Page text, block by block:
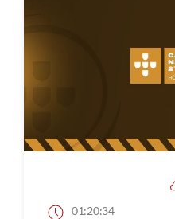
01:20:34